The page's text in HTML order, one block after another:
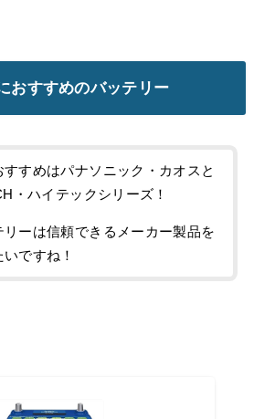
おすすめのバッテリー
すすめはパナソニック・カオスと
・ハイテックシリーズ！
リーは信頼できるメーカー製品を
ですね！